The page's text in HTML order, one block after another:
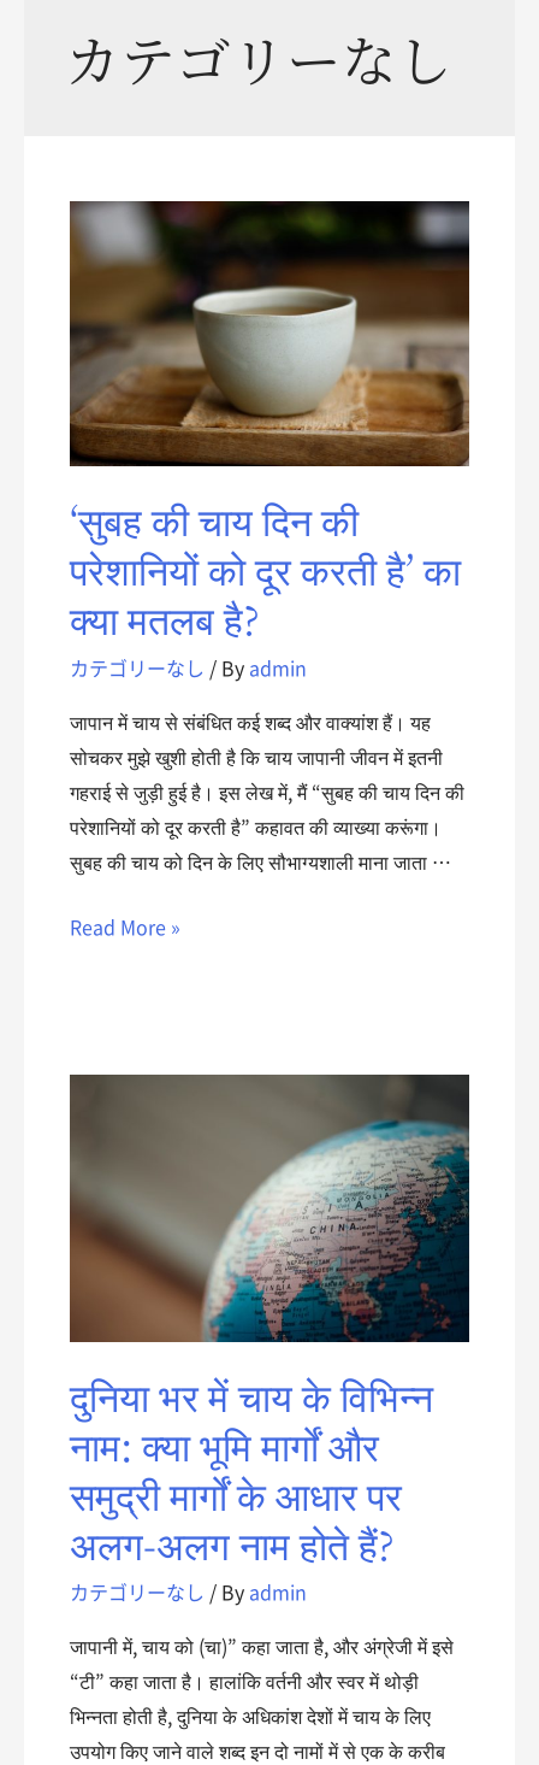
カテゴリーなし
‘सुबह की चाय दिन की
परेशानियों को दूर करती है’ का
क्या मतलब है?
カテゴリーなし / By admin
जापान में चाय से संबंधित कई शब्द और वाक्यांश हैं। यह
सोचकर मुझे खुशी होती है कि चाय जापानी जीवन में इतनी
गहराई से जुड़ी हुई है। इस लेख में, मैं “सुबह की चाय दिन की
परेशानियों को दूर करती है” कहावत की व्याख्या करूंगा।
सुबह की चाय को दिन के लिए सौभाग्यशाली माना जाता …
Read More »
दुनिया भर में चाय के विभिन्न
नाम: क्या भूमि मार्गों और
समुद्री मार्गों के आधार पर
अलग-अलग नाम होते हैं?
カテゴリーなし / By admin
जापानी में, चाय को (चा)” कहा जाता है, और अंग्रेजी में इसे
“टी” कहा जाता है। हालांकि वर्तनी और स्वर में थोड़ी
भिन्नता होती है, दुनिया के अधिकांश देशों में चाय के लिए
उपयोग किए जाने वाले शब्द इन दो नामों में से एक के करीब